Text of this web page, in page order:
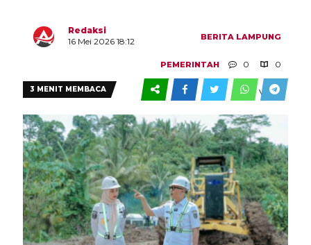
Redaksi
16 Mei 2026 18:12
BERITA LAMPUNG
PEMERINTAH 0 0
VIEW
3 MENIT MEMBACA